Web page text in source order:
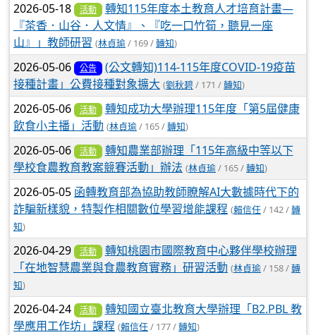
2026-05-18 活動
轉知115年度本土教育人才培育計畫—
『茶香．山谷．人文情』、『吃一口竹筍，聽見一座
山』」教師研習 (林貞瑜/ 169 /轉知)
2026-05-06 公告
(公文轉知)114-115年度COVID-19疫苗
接種計畫」公費接種對象擴大 (劉秋碧 / 171 /轉知)
2026-05-06 活動
轉知成功大學辦理115年度「第5屆健康
飲食小主播」活動 (林貞瑜/ 165 /轉知)
2026-05-06 活動
轉知農業部辦理「115年高級中等以下
學校食農教育教案競賽活動」辦法 (林貞瑜/ 165 /轉知)
2026-05-05 函轉教育部為協助教師瞭解AI大數據時代下的
詐騙新樣貌，特製作相關數位學習增能課程 (賴信任/ 142 /轉
知)
2026-04-29 活動
轉知桃園市國際教育中心夥伴學校辦理
「在地智慧農業與食農教育實務」研習活動 (林貞瑜/ 158 /轉
知)
2026-04-24 活動
轉知國立臺北教育大學辦理「B2.PBL 教
學應用工作坊」課程 (賴信任/ 177 /轉知)